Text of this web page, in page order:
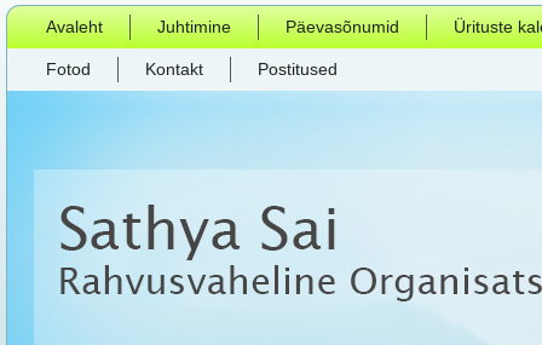
Avaleht Juhtimine Päevasõnumid Ürituste
Fotod Kontakt Postitused